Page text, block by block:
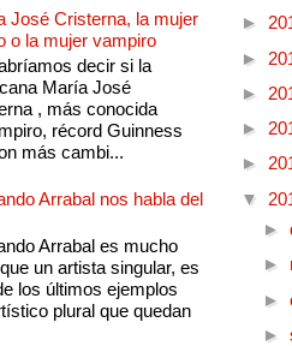
José Cristerna, la mujer
o la mujer vampiro
decir si la
María José
, más conocida
récord Guinness
más cambi...
Arrabal nos habla del
Arrabal es mucho
un artista singular, es
los últimos ejemplos
plural que quedan
►
►
►
►
►
▼
►
►
►
►